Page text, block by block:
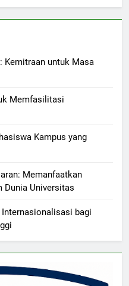
Kemitraan untuk Masa
Memfasilitasi
Kampus yang
Memanfaatkan
Dunia Universitas
bagi